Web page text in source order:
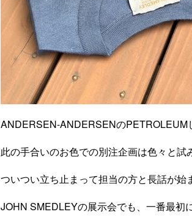
ANDERSEN-ANDERSENのPETROLEUM
此の手合いのお色での別注企画は色々と
ついつい立ち止まって担当の方と長話が始
JOHN SMEDLEYの展示会でも、一番最初